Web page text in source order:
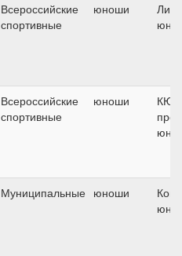
Всероссийские
спортивные
юноши
Всероссийские
спортивные
юноши
КЮР
Муниципальные юноши